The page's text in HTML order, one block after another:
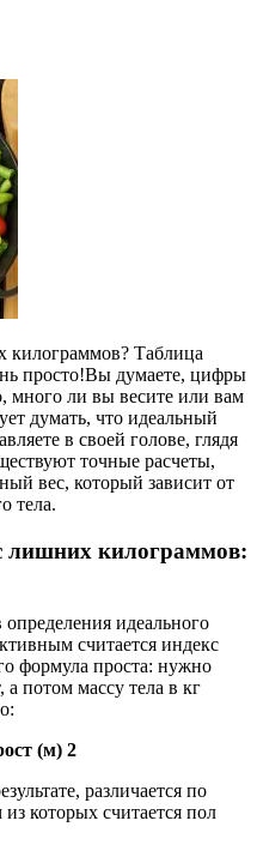
килограммов? Таблица
просто!Вы думаете, цифры
много ли вы весите или вам
думать, что идеальный
в своей голове, глядя
точные расчеты,
вес, который зависит от
тела.
лишних килограммов:
идеального
считается индекс
формула проста: нужно
а потом массу тела в кг
(м) 2
различается по
которых считается пол